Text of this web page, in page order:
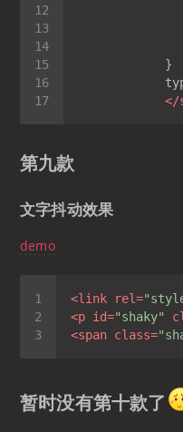
</
第九款
文字抖动效果
demo
<link rel=
<p id="shaky"
<span class=
暂时没有第十款了